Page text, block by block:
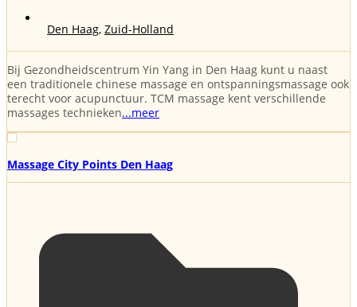
Den Haag, Zuid-Holland
Bij Gezondheidscentrum Yin Yang in Den Haag kunt u naast
een traditionele chinese massage en ontspanningsmassage ook
terecht voor acupunctuur. TCM massage kent verschillende
massages technieken...meer
Massage City Points Den Haag